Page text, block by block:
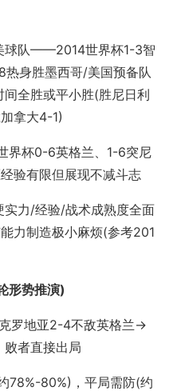
球队——2014世界杯1-3智
身胜墨西哥/美国预备队
全胜或平小胜(胜尼日利
拿大4-1)
杯0-6英格兰、1-6突尼
验有限但展现不减斗志
力/经验/战术成熟度全面
力制造极小麻烦(参考201
形势推演)
罗地亚2-4不敌英格兰→
败者直接出局
78%-80%)，平局需防(约